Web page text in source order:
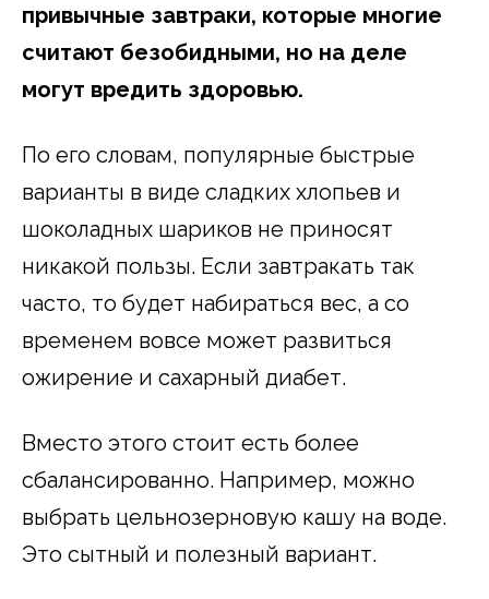
привычные завтраки, которые многие
считают безобидными, но на деле
могут вредить здоровью.
По его словам, популярные быстрые
варианты в виде сладких хлопьев и
шоколадных шариков не приносят
никакой пользы. Если завтракать так
часто, то будет набираться вес, а со
временем вовсе может развиться
ожирение и сахарный диабет.
Вместо этого стоит есть более
сбалансированно. Например, можно
выбрать цельнозерновую кашу на воде.
Это сытный и полезный вариант.